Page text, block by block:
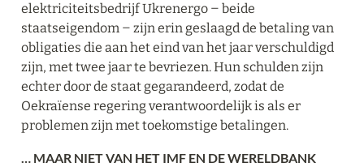
elektriciteitsbedrijf Ukrenergo ‒ beide
staatseigendom ‒ zijn erin geslaagd de betaling van
obligaties die aan het eind van het jaar verschuldigd
zijn, met twee jaar te bevriezen. Hun schulden zijn
echter door de staat gegarandeerd, zodat de
Oekraïense regering verantwoordelijk is als er
problemen zijn met toekomstige betalingen.
… MAAR NIET VAN HET IMF EN DE WERELDBANK